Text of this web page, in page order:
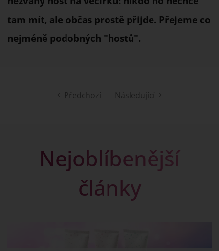
tam mít, ale občas prostě přijde. Přejeme co
nejméně podobných "hostů".
Předchozí Následující
Nejoblíbenější
články